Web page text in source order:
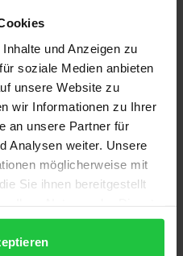
und Anzeigen zu
soziale Medien anbieten
unsere Website zu
wir Informationen zu Ihrer
an unsere Partner für
Analysen weiter. Unsere
möglicherweise mit
Sie ihnen bereitgestellt
Sozialen Arbeit steht
und
vor neuen
den Hochschulen bei
bedacht werden
eine wissensbasierte
zieht die strukturelle
nach sich. Die
Beispiel der Hochschule